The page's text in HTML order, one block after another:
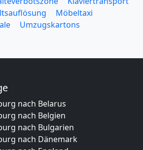
Möbeltaxi
Umzugskartons
nach Belarus
nach Belgien
nach Bulgarien
nach Dänemark